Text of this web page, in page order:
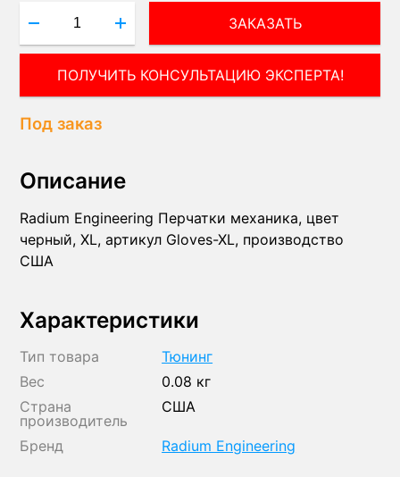
ЗАКАЗАТЬ
ПОЛУЧИТЬ КОНСУЛЬТАЦИЮ ЭКСПЕРТА!
Под заказ
Описание
Radium Engineering Перчатки механика, цвет
черный, XL, артикул Gloves-XL, производство
США
Характеристики
Тип товара
Тюнинг
Вес
0.08 кг
Страна
производитель
США
Бренд Radium Engineering